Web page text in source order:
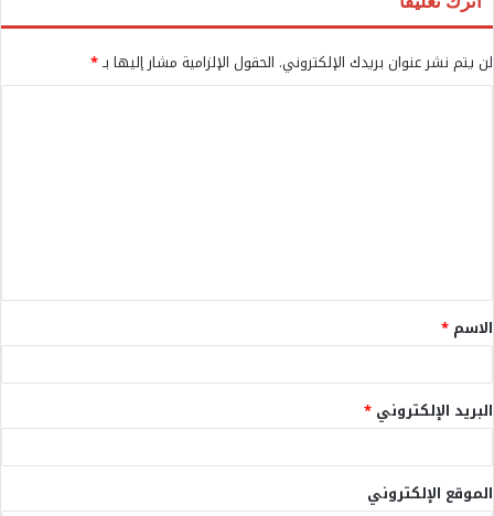
لن يتم نشر عنوان بريدك الإلكتروني. الحقول الإلزامية مشار إليها بـ*
ق
*
الاسم *
البريد الإلكتروني *
الموقع الإلكتروني